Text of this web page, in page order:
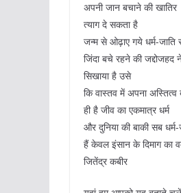
अपनी जान बचाने की खातिर
त्याग दे सकता है
जन्म से ओढ़ाए गये धर्म-जाति
जिंदा बचे रहने की जद्दोजहद
सिखाया है उसे
कि वास्तव में अपना अस्तित्व
ही है जीव का एकमात्र धर्म
और दुनिया की बाकी सब
हैं केवल इंसान के दिमाग का
जितेंद्र कबीर